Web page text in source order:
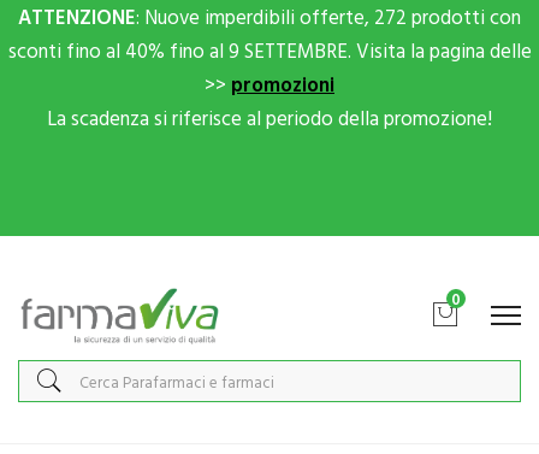
ATTENZIONE: Nuove imperdibili offerte, 272 prodotti con
sconti fino al 40% fino al 9 SETTEMBRE. Visita la pagina delle
>> promozioni
La scadenza si riferisce al periodo della promozione!
0